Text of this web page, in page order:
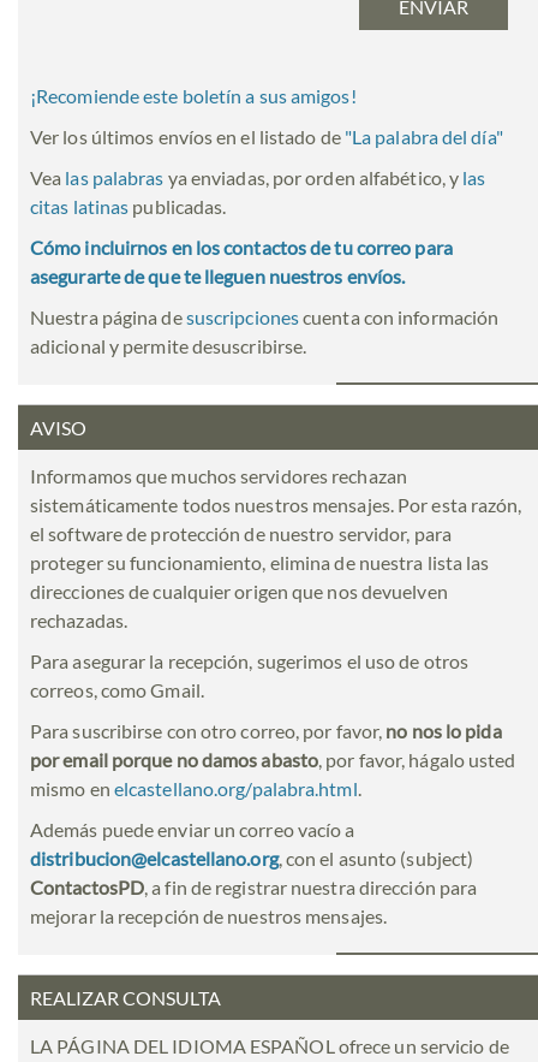
¡Recomiende este boletín a sus amigos!
Ver los últimos envíos en el listado de "La palabra del día"
Vea las palabras ya enviadas, por orden alfabético, y las
citas latinas publicadas.
Cómo incluirnos en los contactos de tu correo para
asegurarte de que te lleguen nuestros envíos.
Nuestra página desuscripcionescuenta con información
adicional y permite desuscribirse.
AVISO
Informamos que muchos servidores rechazan
sistemáticamente todos nuestros mensajes. Por esta razón,
el software de protección de nuestro servidor, para
proteger su funcionamiento, elimina de nuestra lista las
direcciones de cualquier origen que nos devuelven
rechazadas.
Para asegurar la recepción, sugerimos el uso de otros
correos, como Gmail.
Para suscribirse con otro correo, por favor, no nos lo pida
por email porque no damos abasto, por favor, hágalo usted
mismo en elcastellano.org/palabra.html.
Además puede enviar un correo vacío a
distribucion@elcastellano.org, con el asunto (subject)
ContactosPD, a fin de registrar nuestra dirección para
mejorar la recepción de nuestros mensajes.
REALIZAR CONSULTA
LA PÁGINA DEL IDIOMA ESPAÑOL ofrece un servicio de